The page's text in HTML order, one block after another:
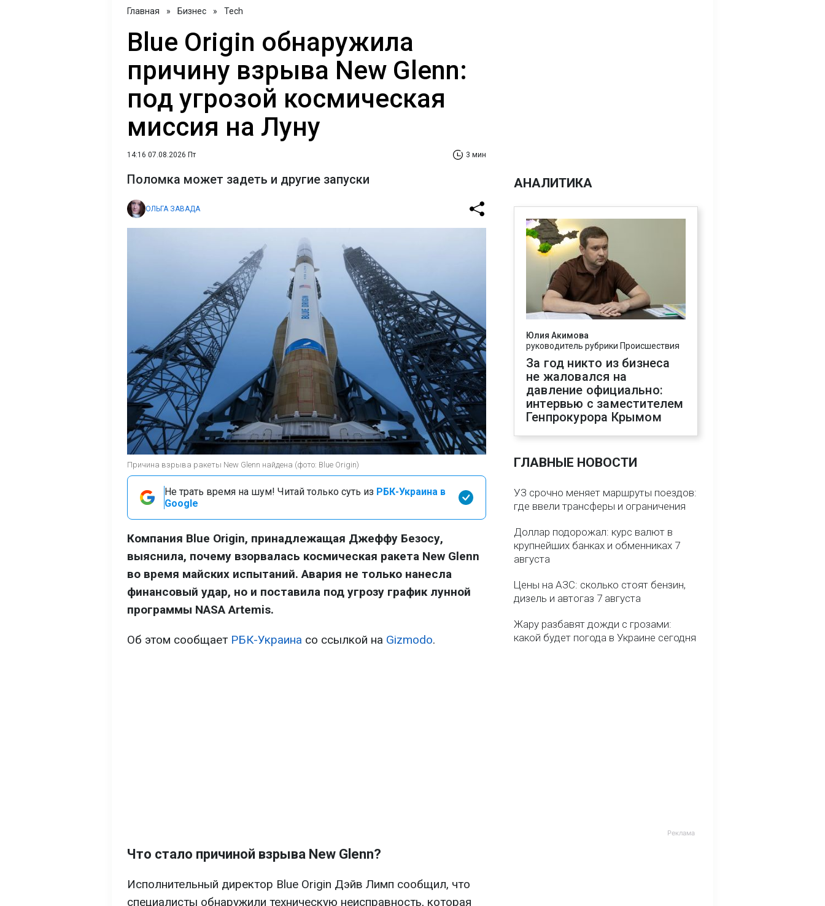
Главная » Бизнес » Tech
Blue Origin обнаружила
причину взрыва New Glenn:
под угрозой космическая
миссия на Луну
14:16 07.08.2026 Пт 3 мин
Поломка может задеть и другие запуски
ОЛЬГА ЗАВАДА
Причина взрыва ракеты New Glenn найдена (фото: Blue Origin)
Не трать время на шум! Читай только суть из РБК-Украина в
Google
Компания Blue Origin, принадлежащая Джеффу Безосу,
выяснила, почему взорвалась космическая ракета New Glenn
во время майских испытаний. Авария не только нанесла
финансовый удар, но и поставила под угрозу график лунной
программы NASA Artemis.
Об этом сообщает РБК-Украина со ссылкой на Gizmodo.
Что стало причиной взрыва New Glenn?
Исполнительный директор Blue Origin Дэйв Лимп сообщил, что
специалисты обнаружили техническую неисправность, которая
АНАЛИТИКА
Юлия Акимова
руководитель рубрики Происшествия
За год никто из бизнеса
не жаловался на
давление официально:
интервью с заместителем
Генпрокурора Крымом
ГЛАВНЫЕ НОВОСТИ
УЗ срочно меняет маршруты поездов:
где ввели трансферы и ограничения
Доллар подорожал: курс валют в
крупнейших банках и обменниках 7
августа
Цены на АЗС: сколько стоят бензин,
дизель и автогаз 7 августа
Жару разбавят дожди с грозами:
какой будет погода в Украине сегодня